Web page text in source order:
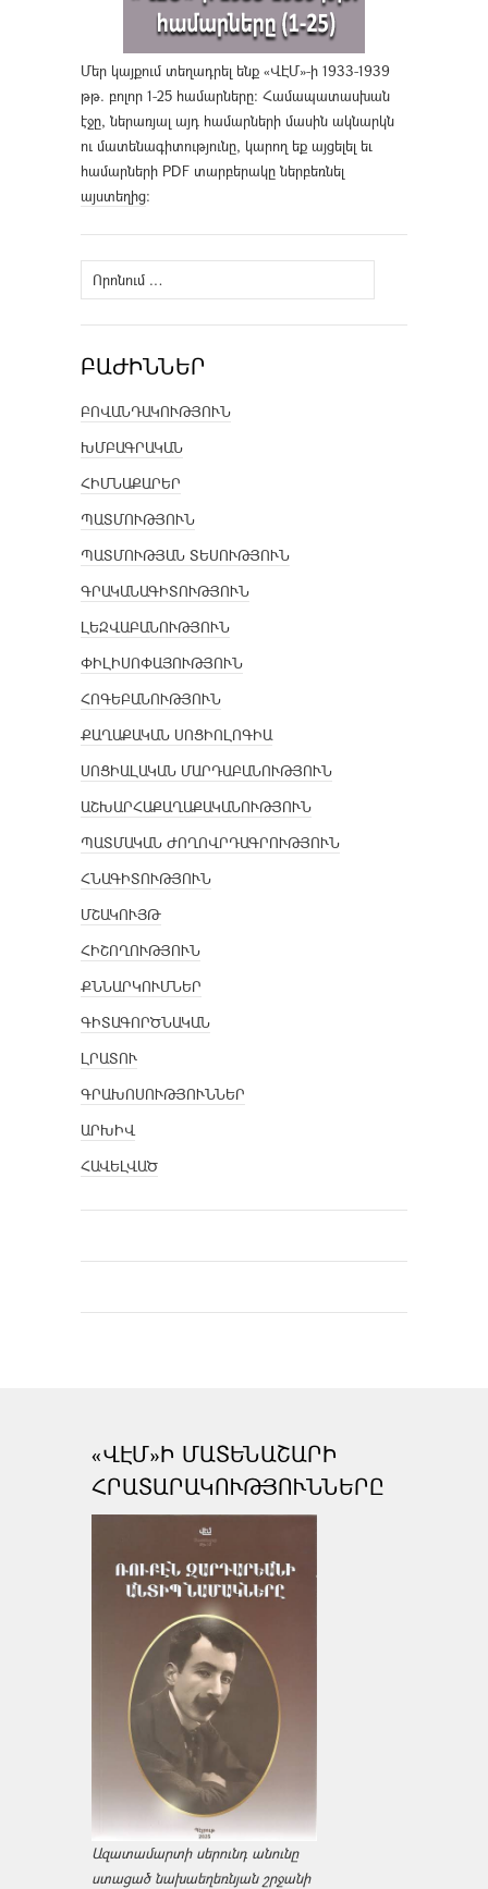
Մեր կայքում տեղադրել ենք «ՎԷՄ»-ի 1933-1939
թթ. բոլոր 1-25 համարները։ Համապատասխան
էջը, ներառյալ այդ համարների մասին ակնարկն
ու մատենագիտությունը, կարող եք այցելել եւ
համարների PDF տարբերակը ներբեռնել
այստեղից։
Որոնել՝
ԲԱԺԻՆՆԵՐ
ԲՈՎԱՆԴԱԿՈՒԹՅՈՒՆ
ԽՄԲԱԳՐԱԿԱՆ
ՀԻՄՆԱՔԱՐԵՐ
ՊԱՏՄՈՒԹՅՈՒՆ
ՊԱՏՄՈՒԹՅԱՆ ՏԵՍՈՒԹՅՈՒՆ
ԳՐԱԿԱՆԱԳԻՏՈՒԹՅՈՒՆ
ԼԵԶՎԱԲԱՆՈՒԹՅՈՒՆ
ՓԻԼԻՍՈՓԱՅՈՒԹՅՈՒՆ
ՀՈԳԵԲԱՆՈՒԹՅՈՒՆ
ՔԱՂԱՔԱԿԱՆ ՍՈՑԻՈԼՈԳԻԱ
ՍՈՑԻԱԼԱԿԱՆ ՄԱՐԴԱԲԱՆՈՒԹՅՈՒՆ
ԱՇԽԱՐՀԱՔԱՂԱՔԱԿԱՆՈՒԹՅՈՒՆ
ՊԱՏՄԱԿԱՆ ԺՈՂՈՎՐԴԱԳՐՈՒԹՅՈՒՆ
ՀՆԱԳԻՏՈՒԹՅՈՒՆ
ՄՇԱԿՈՒՅԹ
ՀԻՇՈՂՈՒԹՅՈՒՆ
ՔՆՆԱՐԿՈՒՄՆԵՐ
ԳԻՏԱԳՈՐԾՆԱԿԱՆ
ԼՐԱՏՈՒ
ԳՐԱԽՈՍՈՒԹՅՈՒՆՆԵՐ
ԱՐԽԻՎ
ՀԱՎԵԼՎԱԾ
«ՎԷՄ»Ի ՄԱՏԵՆԱՇԱՐԻ
ՀՐԱՏԱՐԱԿՈՒԹՅՈՒՆՆԵՐԸ
Ազատամարտի սերունդ անունը
ստացած նախաեղեռնյան շրջանի